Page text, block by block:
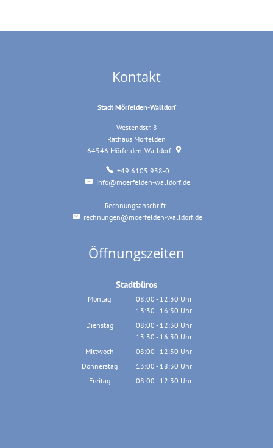
Kontakt
Stadt Mörfelden-Walldorf
Westendstr. 8
Rathaus Mörfelden
64546 Mörfelden-Walldorf
+49 6105 938-0
info@moerfelden-walldorf.de
Rechnungsanschrift
rechnungen@moerfelden-walldorf.de
Öffnungszeiten
Stadtbüros
Montag 08:00 - 12:30 Uhr
Von 08:00 bis 12:30 Uhr
13:30 - 16:30 Uhr
Von 13:30 bis 16:30 Uhr
Dienstag 08:00 - 12:30 Uhr
Von 08:00 bis 12:30 Uhr
13:30 - 16:30 Uhr
Von 13:30 bis 16:30 Uhr
Mittwoch 08:00 - 12:30 Uhr
Von 08:00 bis 12:30 Uhr
Donnerstag 13:00 - 18:30 Uhr
Von 13:00 bis 18:30 Uhr
Freitag 08:00 - 12:30 Uhr